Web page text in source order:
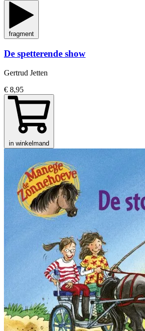
fragment
De spetterende show
Gertrud Jetten
€ 8,95
in winkelmand